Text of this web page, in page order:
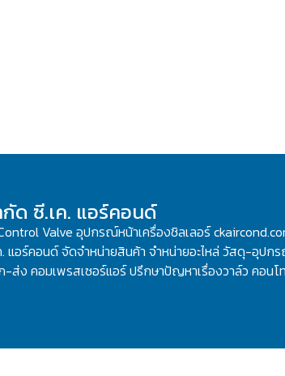
ด ซี.เค. แอร์คอนด์
Valve อุปกรณ์หน้าเครื่องชิลเลอร์
แอร์คอนด์ จัดจำหน่ายสินค้า จำหน่ายอะไหล่ วัสดุ-อุปก
-ส่ง คอมเพรสเซอร์แอร์ ปรึกษาปัญหาเรื่องวาล์ว คอนโ